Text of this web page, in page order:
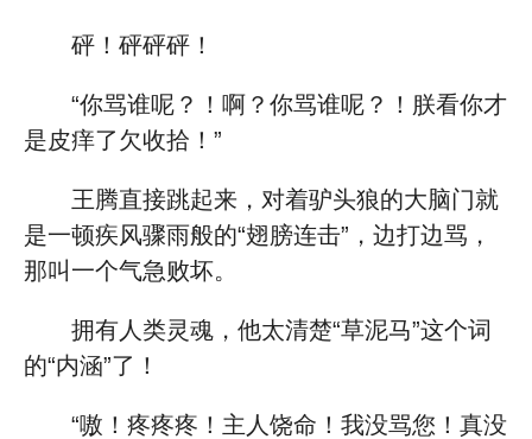
砰！砰砰砰！
“你骂谁呢？！啊？你骂谁呢？！朕看你才
是皮痒了欠收拾！”
王腾直接跳起来，对着驴头狼的大脑门就
是一顿疾风骤雨般的“翅膀连击”，边打边骂，
那叫一个气急败坏。
拥有人类灵魂，他太清楚“草泥马”这个词
的“内涵”了！
“嗷！疼疼疼！主人饶命！我没骂您！真没